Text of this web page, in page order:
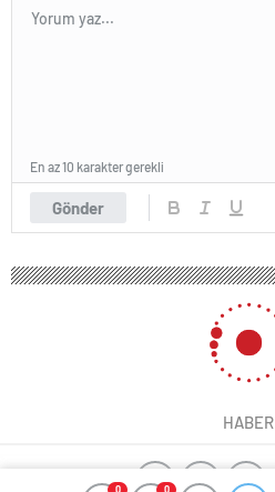
0 0
Gönder
En az 10 karakter gerekli
HABER